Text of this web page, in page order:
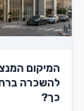
המיקום
כך?